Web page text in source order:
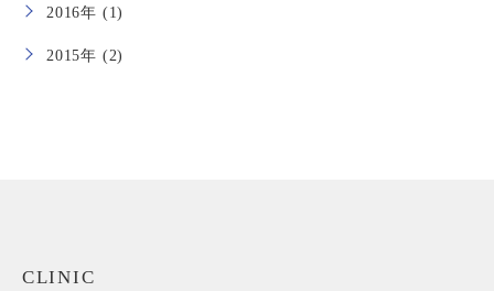
2016年 (1)
2015年 (2)
CLINIC